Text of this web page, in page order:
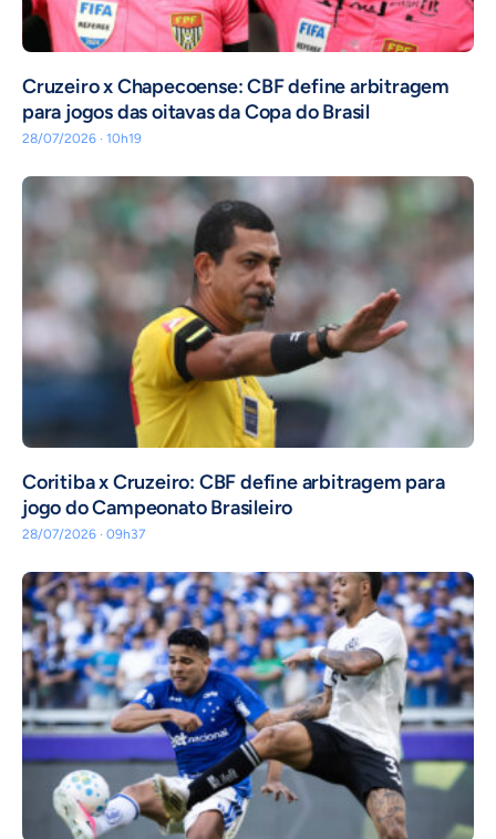
Cruzeiro x Chapecoense: CBF define arbitragem
para jogos das oitavas da Copa do Brasil
28/07/2026 · 10h19
Coritiba x Cruzeiro: CBF define arbitragem para
jogo do Campeonato Brasileiro
28/07/2026 · 09h37